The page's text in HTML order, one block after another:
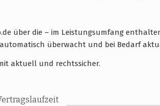
über die – im Leistungsumfang
überwacht und bei Bedarf
aktuell und rechtssicher.